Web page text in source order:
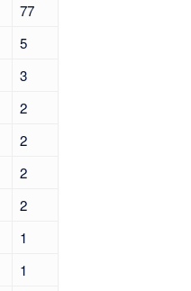
77
5
3
2
2
2
2
1
1